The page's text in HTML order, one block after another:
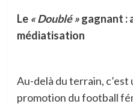
Le « Doublé »gagnant :
médiatisation
Au-delà du terrain,
promotion du football